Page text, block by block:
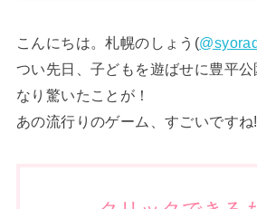
こんにちは。札幌のしょう(
つい先日、子どもを遊ばせに豊平
なり驚いたことが！
あの流行りのゲーム、すごいですね